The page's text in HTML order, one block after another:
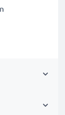
(audio